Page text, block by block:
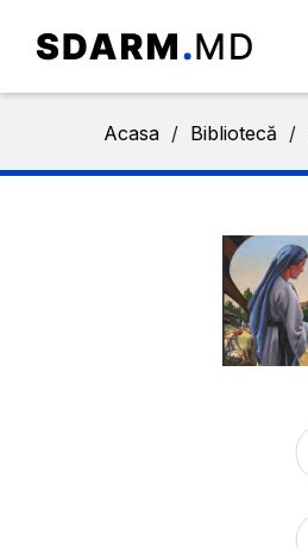
Acasa / Bibliotecă /